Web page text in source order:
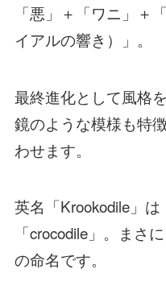
「悪」＋「ワニ」＋
イアルの響き）」。
最終進化として風格
鏡のような模様も特
わせます。
英名「Krookodile」
「crocodile」。まさ
の命名です。